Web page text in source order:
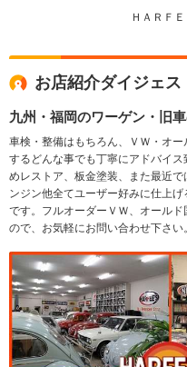
ＨＡＲＦ
お店紹介ダイジェス
九州・福岡のワーゲン・旧
車検・整備はもちろん、ＶＷ・オ
するどんな事でも丁寧にアドバイ
めレストア、板金塗装、また最近
ンジン他全てユーザー好みに仕上
です。フルオーダーＶＷ、オール
ので、お気軽にお問い合わせ下さい。